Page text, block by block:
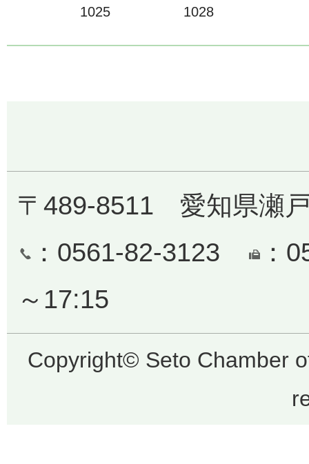
1025
1028
〒489-8511 愛知県瀬
：0561-82-3123
：
～17:15
Copyright© Seto Chamber